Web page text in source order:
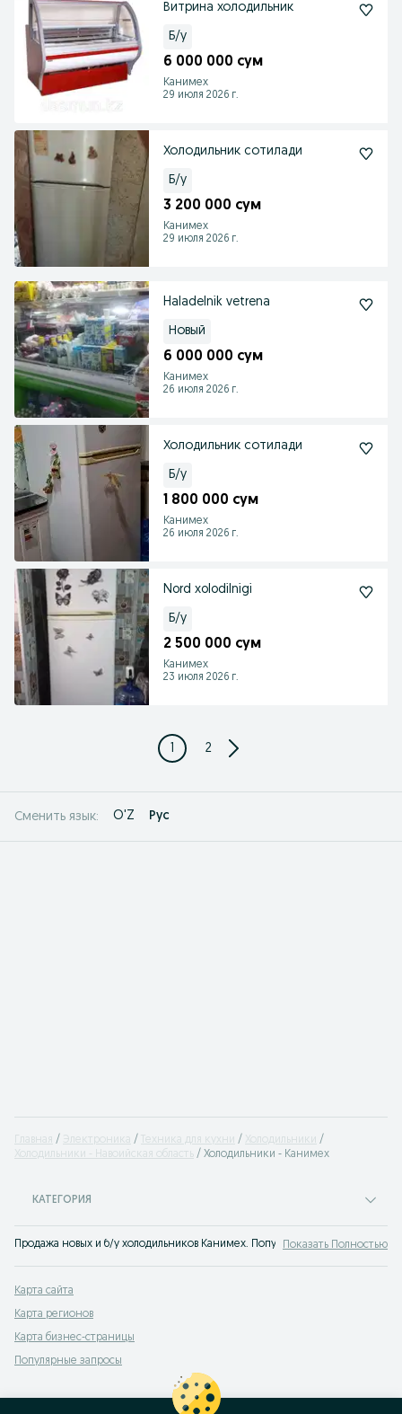
Витрина холодильник
Б/у
6 000 000 сум
Канимех
29 июля 2026 г.
Холодильник сотилади
Б/у
3 200 000 сум
Канимех
29 июля 2026 г.
Haladelnik vetrena
Новый
6 000 000 сум
Канимех
26 июля 2026 г.
Холодильник сотилади
Б/у
1 800 000 сум
Канимех
26 июля 2026 г.
Nord xolodilnigi
Б/у
2 500 000 сум
Канимех
23 июля 2026 г.
1 2
Сменить язык: O'Z Рус
Главная Электроника Техника для кухни
Холодильники
Холодильники - Навоийская область
Холодильники - Канимех
КАТЕГОРИЯ
Продажа новых и б/у холодильников Канимех. Популярные бренды
Показать Полностью
Карта сайта
Карта регионов
Карта бизнес-страницы
Популярные запросы